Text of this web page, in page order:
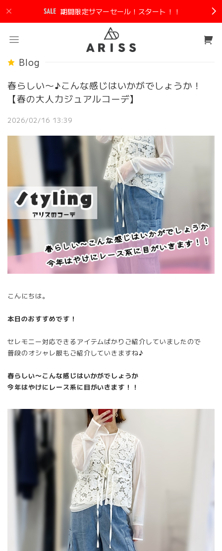
期間限定サマーセール！スタート！！
Blog
春らしい〜♪こんな感じはいかがでしょうか！
【春の大人カジュアルコーデ】
2026/02/16 13:39
こんにちは。
本日のおすすめです！
セレモニー対応できるアイテムばかりご紹介していましたので
普段のオシャレ服もご紹介していきますね♪
春らしい〜こんな感じはいかがでしょうか
今年はやけにレース系に目がいきます！！